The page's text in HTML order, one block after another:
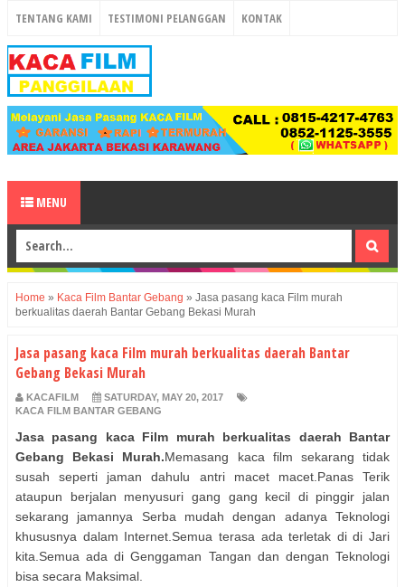
TENTANG KAMI TESTIMONI PELANGGAN KONTAK
MENU
Home » Kaca Film Bantar Gebang » Jasa pasang kaca Film murah
berkualitas daerah Bantar Gebang Bekasi Murah
Jasa pasang kaca Film murah berkualitas daerah Bantar
Gebang Bekasi Murah
KACAFILM
SATURDAY, MAY 20, 2017
KACA FILM BANTAR GEBANG
Jasa pasang kaca Film murah berkualitas daerah Bantar
Gebang Bekasi Murah.Memasang kaca film sekarang tidak
susah seperti jaman dahulu antri macet macet.Panas Terik
ataupun berjalan menyusuri gang gang kecil di pinggir jalan
sekarang jamannya Serba mudah dengan adanya Teknologi
khususnya dalam Internet.Semua terasa ada terletak di di Jari
kita.Semua ada di Genggaman Tangan dan dengan Teknologi
bisa secara Maksimal.